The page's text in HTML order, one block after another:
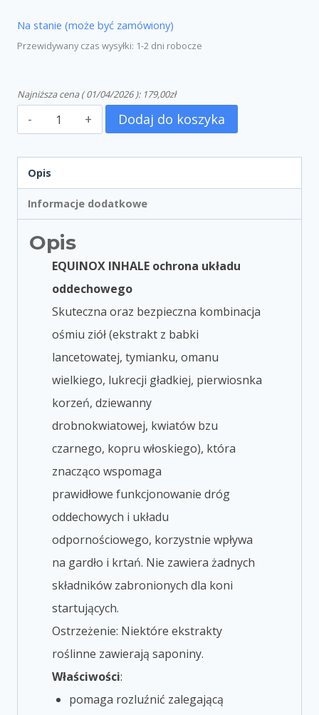
Na stanie (może być zamówiony)
Przewidywany czas wysyłki: 1-2 dni robocze
Najniższa cena (01/04/2026): 179,00zł
Dodaj do koszyka
Opis
Informacje dodatkowe
Opis
EQUINOX INHALE ochrona układu
oddechowego
Skuteczna oraz bezpieczna kombinacja
ośmiu ziół (ekstrakt z babki
lancetowatej, tymianku, omanu
wielkiego, lukrecji gładkiej, pierwiosnka
korzeń, dziewanny
drobnokwiatowej, kwiatów bzu
czarnego, kopru włoskiego), która
znacząco wspomaga
prawidłowe funkcjonowanie dróg
oddechowych i układu
odpornościowego, korzystnie wpływa
na gardło i krtań. Nie zawiera żadnych
składników zabronionych dla koni
startujących.
Ostrzeżenie: Niektóre ekstrakty
roślinne zawierają saponiny.
Właściwości:
pomaga rozluźnić zalegającą